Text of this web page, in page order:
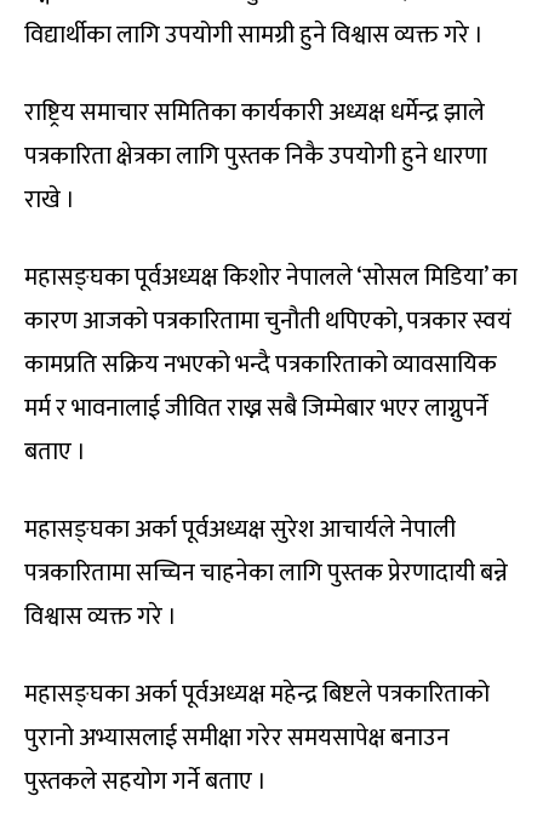
विद्यार्थीका लागि उपयोगी सामग्री हुने विश्वास व्यक्त गरे ।
राष्ट्रिय समाचार समितिका कार्यकारी अध्यक्ष धर्मेन्द्र झाले
पत्रकारिता क्षेत्रका लागि पुस्तक निकै उपयोगी हुने धारणा
राखे ।
महासङ्घका पूर्वअध्यक्ष किशोर नेपालले ‘सोसल मिडिया’ का
कारण आजको पत्रकारितामा चुनौती थपिएको, पत्रकार स्वयं
कामप्रति सक्रिय नभएको भन्दै पत्रकारिताको व्यावसायिक
मर्म र भावनालाई जीवित राख्न सबै जिम्मेबार भएर लाग्नुपर्ने
बताए ।
महासङ्घका अर्का पूर्वअध्यक्ष सुरेश आचार्यले नेपाली
पत्रकारितामा सच्चिन चाहनेका लागि पुस्तक प्रेरणादायी बन्ने
विश्वास व्यक्त गरे ।
महासङ्घका अर्का पूर्वअध्यक्ष महेन्द्र बिष्टले पत्रकारिताको
पुरानो अभ्यासलाई समीक्षा गरेर समयसापेक्ष बनाउन
पुस्तकले सहयोग गर्ने बताए ।